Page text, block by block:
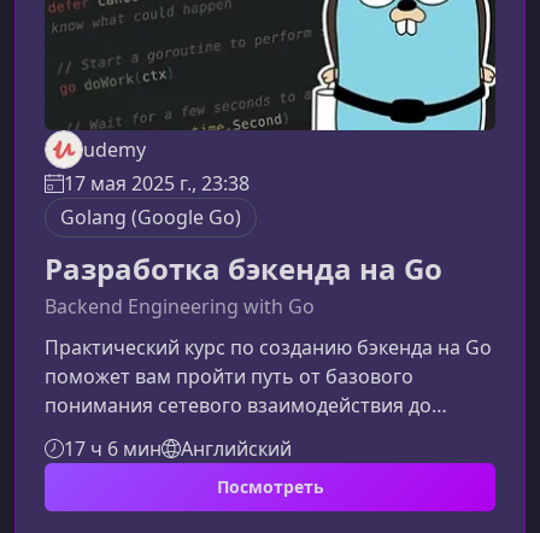
udemy
17 мая 2025 г., 23:38
Golang (Google Go)
Разработка бэкенда на Go
Backend Engineering with Go
Практический курс по созданию бэкенда на Go
поможет вам пройти путь от базового
понимания сетевого взаимодействия до
разработки полноценного продакшн-готового
REST API. Материал подан структурировано и
пошагово, чтобы вы могли быстро освоить
17 ч 6 мин Английский
Посмотреть